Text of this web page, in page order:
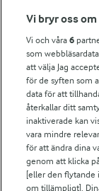
Fler Arlasajter
För ägare
Arlas kundportal
Arla.com
Falbygdens Ost
Arla webbshop
Bildbank
Vi bryr oss
Vi och våra6
som
att välja Jag
för de syften som
data för att
återkallar ditt
inaktiverade kan
vara mindre
för att ändra dina
genom att klicka
[eller den flytande
om tillämpligt].